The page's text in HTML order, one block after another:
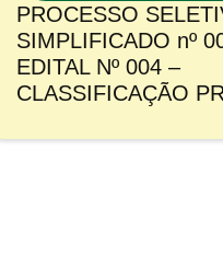
PROCESSO
SIMPLIFICADO nº
EDITAL Nº 004 –
CLASSIFICAÇÃO